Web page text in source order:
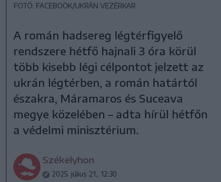
FOTÓ: FACEBOOK/UKRÁN VEZÉRKAR
A román hadsereg légtérfigyelő
rendszere hétfő hajnali 3 óra körül
több kisebb légi célpontot jelzett az
ukrán légtérben, a román határtól
északra, Máramaros és Suceava
megye közelében – adta hírül hétfőn
a védelmi minisztérium.
Székelyhon
2025. július 21., 12:30